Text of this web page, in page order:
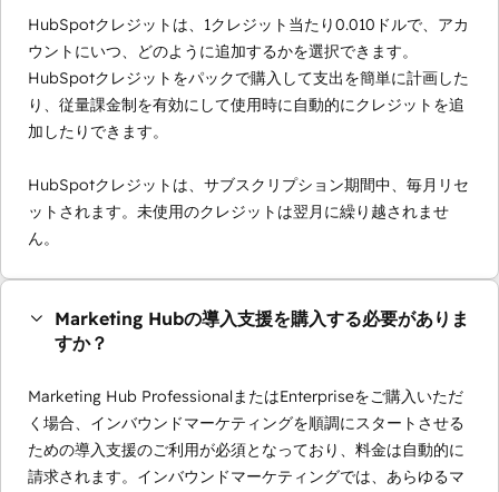
HubSpotクレジットは、1クレジット当たり0.010ドルで、アカ
ウントにいつ、どのように追加するかを選択できます。
HubSpotクレジットをパックで購入して支出を簡単に計画した
り、従量課金制を有効にして使用時に自動的にクレジットを追
加したりできます。
HubSpotクレジットは、サブスクリプション期間中、毎月リセ
ットされます。未使用のクレジットは翌月に繰り越されませ
ん。
Marketing Hubの導入支援を購入する必要がありま
すか？
Marketing Hub ProfessionalまたはEnterpriseをご購入いただ
く場合、インバウンドマーケティングを順調にスタートさせる
ための導入支援のご利用が必須となっており、料金は自動的に
請求されます。インバウンドマーケティングでは、あらゆるマ